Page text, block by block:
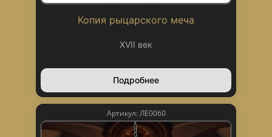
Копия рыцарского меча
XVII век
Подробнее
Артикул: ЛЕ0060